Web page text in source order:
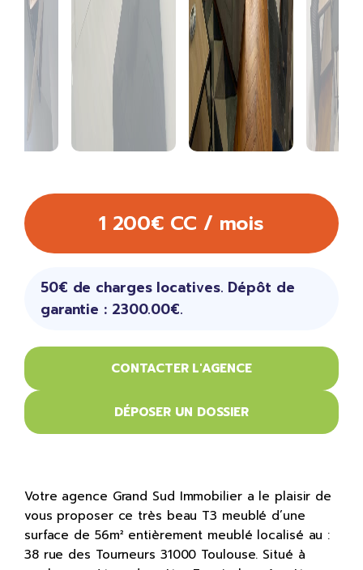
1 200€ CC / mois
50€ de charges locatives. Dépôt de
garantie : 2300.00€.
CONTACTER L'AGENCE
DÉPOSER UN DOSSIER
Votre agence Grand Sud Immobilier a le plaisir de
vous proposer ce très beau T3 meublé d’une
surface de 56m² entièrement meublé localisé au :
38 rue des Tourneurs 31000 Toulouse. Situé à